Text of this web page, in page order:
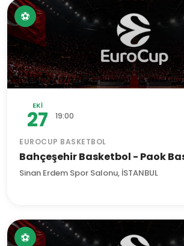
⚽
EKI
27 19:00
EUROCUP BASKETBOL
Bahçeşehir Basketbol - Paok
Sinan Erdem Spor Salonu, İSTANBUL
⚽